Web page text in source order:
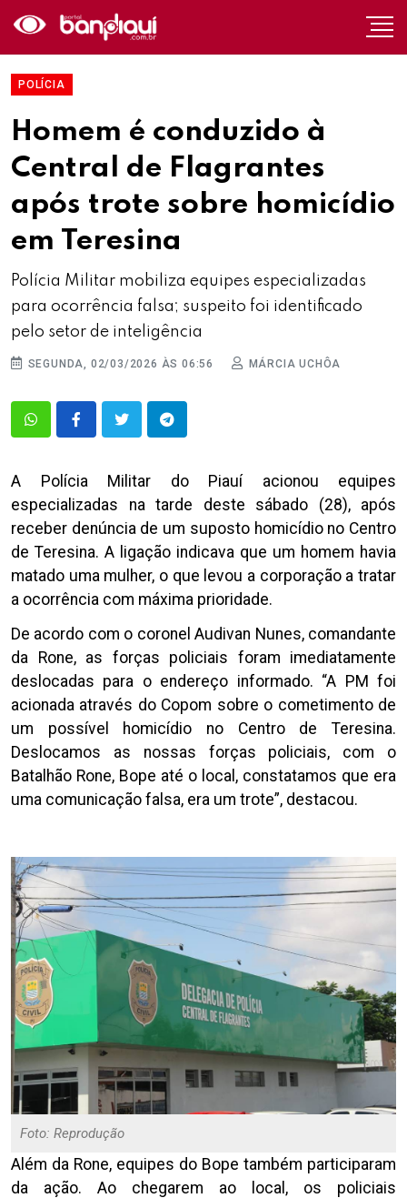
POLÍCIA
Homem é conduzido à
Central de Flagrantes
após trote sobre homicídio
em Teresina
Polícia Militar mobiliza equipes especializadas
para ocorrência falsa; suspeito foi identificado
pelo setor de inteligência
SEGUNDA, 02/03/2026 ÀS 06:56 MÁRCIA UCHÔA
A Polícia Militar do Piauí acionou equipes
especializadas na tarde deste sábado (28), após
receber denúncia de um suposto homicídio no Centro
de Teresina. A ligação indicava que um homem havia
matado uma mulher, o que levou a corporação a tratar
a ocorrência com máxima prioridade.
De acordo com o coronel Audivan Nunes, comandante
da Rone, as forças policiais foram imediatamente
deslocadas para o endereço informado. “A PM foi
acionada através do Copom sobre o cometimento de
um possível homicídio no Centro de Teresina.
Deslocamos as nossas forças policiais, com o
Batalhão Rone, Bope até o local, constatamos que era
uma comunicação falsa, era um trote”, destacou.
Foto: Reprodução
Além da Rone, equipes do Bope também participaram
da ação. Ao chegarem ao local, os policiais